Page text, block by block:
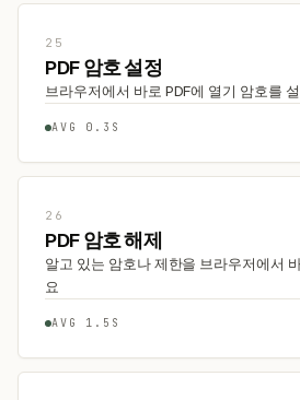
25
PDF 암호 설정
브라우저에서 바로 PDF에 열기 암호를
AVG 0.3S
26
PDF 암호 해제
알고 있는 암호나 제한을 브라우저에서
요
AVG 1.5S